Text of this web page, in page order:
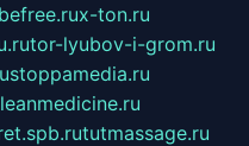
x-ton.ru
tor-lyubov-i-grom.ru
stoppamedia.ru
tutmassage.ru